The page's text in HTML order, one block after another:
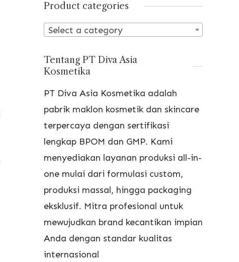
Product categories
Select a category
Tentang PT Diva Asia
Kosmetika
PT Diva Asia Kosmetika adalah
pabrik maklon kosmetik dan skincare
terpercaya dengan sertifikasi
lengkap BPOM dan GMP. Kami
menyediakan layanan produksi all-in-
one mulai dari formulasi custom,
produksi massal, hingga packaging
eksklusif. Mitra profesional untuk
mewujudkan brand kecantikan impian
Anda dengan standar kualitas
internasional